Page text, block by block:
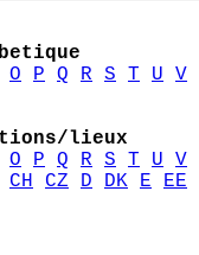
O P Q R S T U V
lieux
O P Q R S T U
V
CH CZ D DK E
EE